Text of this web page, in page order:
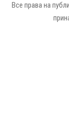
Все права на